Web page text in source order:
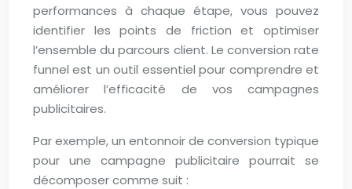
performances à chaque étape, vous pouvez
identifier les points de friction et optimiser
l’ensemble du parcours client. Le conversion rate
funnel est un outil essentiel pour comprendre et
améliorer l’efficacité de vos campagnes
publicitaires.
Par exemple, un entonnoir de conversion typique
pour une campagne publicitaire pourrait se
décomposer comme suit :